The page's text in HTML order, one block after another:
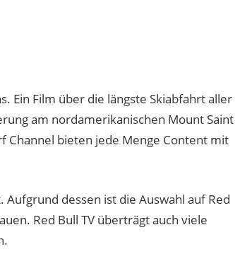
Ein Film über die längste Skiabfahrt aller
am nordamerikanischen Mount Saint
Channel bieten jede Menge Content mit
dessen ist die Auswahl auf Red
Red Bull TV überträgt auch viele